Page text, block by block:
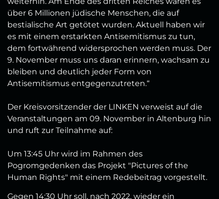
über 6 Millionen jüdische Menschen, die auf
bestialische Art getötet wurden. Aktuell haben wir
es mit einem erstarkten Antisemitismus zu tun,
dem fortwährend widersprochen werden muss. Der
9. November muss uns daran erinnern, wachsam zu
bleiben und deutlich jeder Form von
Antisemitismus entgegenzutreten.“
Der Kreisvorsitzender der LINKEN verweist auf die
Veranstaltungen am 09. November in Altenburg hin
und ruft zur Teilnahme auf:
Um 13:45 Uhr wird im Rahmen des
Pogromgedenken das Projekt "Pictures of the
Human Rights" mit einem Redebeitrag vorgestellt.
Gegen 14:30 Uhr soll, nach 2022, wieder ein